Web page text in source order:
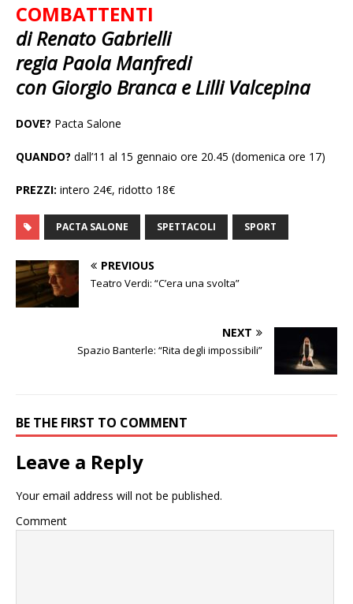
COMBATTENTI
di Renato Gabrielli
regia Paola Manfredi
con Giorgio Branca e Lilli Valcepina
DOVE? Pacta Salone
QUANDO? dall’11 al 15 gennaio ore 20.45 (domenica ore 17)
PREZZI: intero 24€, ridotto 18€
PACTA SALONE SPETTACOLI SPORT
PREVIOUS
Teatro Verdi: “C’era una svolta”
NEXT
Spazio Banterle: “Rita degli impossibili”
BE THE FIRST TO COMMENT
Leave a Reply
Your email address will not be published.
Comment